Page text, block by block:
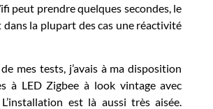
peut prendre quelques secondes, le
dans la plupart des cas une réactivité
mes tests, j’avais à ma disposition
à LED Zigbee à look vintage avec
est là aussi très aisée.